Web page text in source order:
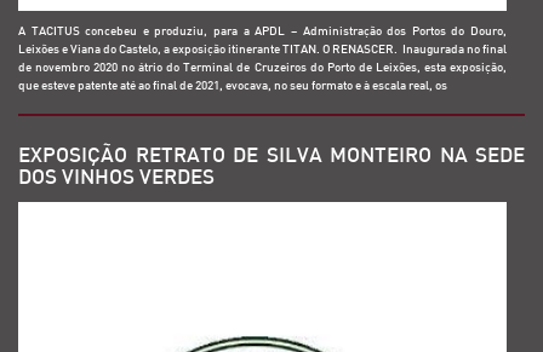
A TACITUS concebeu e produziu, para a APDL – Administração dos Portos do Douro,
Leixões e Viana do Castelo, a exposição itinerante TITAN. O RENASCER. Inaugurada no final
de novembro 2020 no átrio do Terminal de Cruzeiros do Porto de Leixões, esta exposição,
que esteve patente até ao final de 2021, evocava, no seu formato e à escala real, os
EXPOSIÇÃO RETRATO DE SILVA MONTEIRO NA SEDE
DOS VINHOS VERDES